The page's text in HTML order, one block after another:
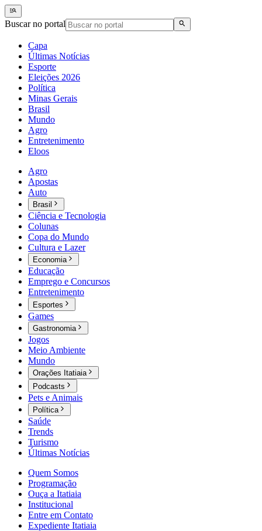
Buscar no portal
Capa
Últimas Notícias
Esporte
Eleições 2026
Política
Minas Gerais
Brasil
Mundo
Agro
Entretenimento
Eloos
Agro
Apostas
Auto
Brasil
Ciência e Tecnologia
Colunas
Copa do Mundo
Cultura e Lazer
Economia
Educação
Emprego e Concursos
Entretenimento
Esportes
Games
Gastronomia
Jogos
Meio Ambiente
Mundo
Orações Itatiaia
Podcasts
Pets e Animais
Política
Saúde
Trends
Turismo
Últimas Notícias
Quem Somos
Programação
Ouça a Itatiaia
Institucional
Entre em Contato
Expediente Itatiaia